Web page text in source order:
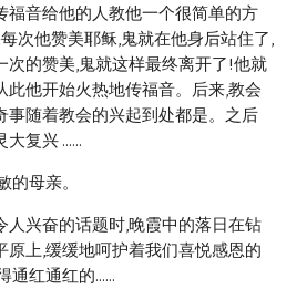
福音给他的人教他一个很简单的方
次他赞美耶稣,鬼就在他身后站住了,
次的赞美,鬼就这样最终离开了!他就
此他开始火热地传福音。后来,教会
事随着教会的兴起到处都是。之后
复兴 ......
的母亲。
人兴奋的话题时,晚霞中的落日在钻
原上,缓缓地呵护着我们喜悦感恩的
通红通红的......